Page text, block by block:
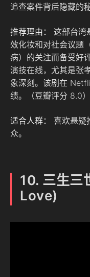
追查案件背后隐藏的秘
推荐理由：
这部台湾
效化妆和对社会议题
病）的关注而备受好
演技在线，尤其是张
象深刻。该剧在
绩。（豆瓣评分 8.0）
适合人群：
喜欢悬疑
众。
10. 三生三
Love)